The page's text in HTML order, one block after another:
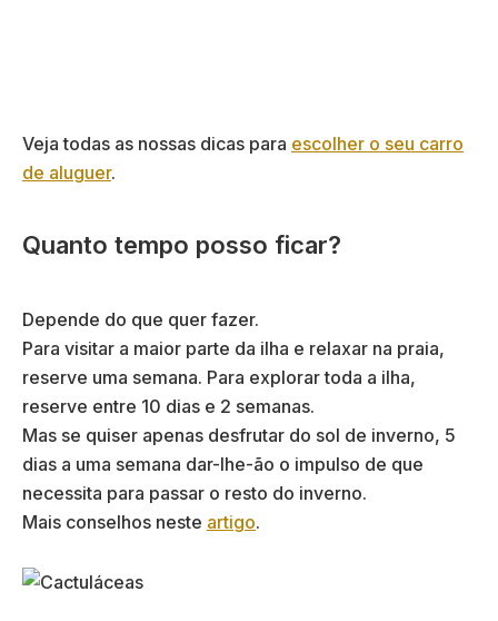
Veja todas as nossas dicas para escolher o seu carro
de aluguer.
Quanto tempo posso ficar?
Depende do que quer fazer.
Para visitar a maior parte da ilha e relaxar na praia,
reserve uma semana. Para explorar toda a ilha,
reserve entre 10 dias e 2 semanas.
Mas se quiser apenas desfrutar do sol de inverno, 5
dias a uma semana dar-lhe-ão o impulso de que
necessita para passar o resto do inverno.
Mais conselhos neste artigo.